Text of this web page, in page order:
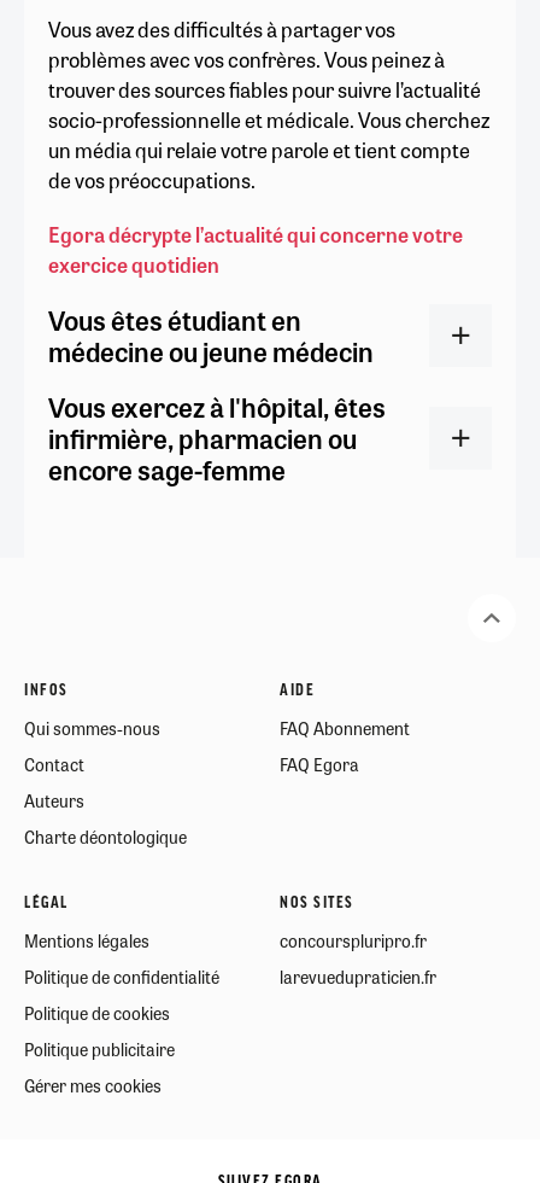
Vous avez des difficultés à partager vos
problèmes avec vos confrères. Vous peinez à
trouver des sources fiables pour suivre l’actualité
socio-professionnelle et médicale. Vous cherchez
un média qui relaie votre parole et tient compte
de vos préoccupations.
Egora décrypte l’actualité qui concerne votre
exercice quotidien
Vous êtes étudiant en
médecine ou jeune médecin
Vous exercez à l'hôpital, êtes
infirmière, pharmacien ou
encore sage-femme
INFOS
Qui sommes-nous
Contact
Auteurs
Charte déontologique
AIDE
FAQ Abonnement
FAQ Egora
LÉGAL
Mentions légales
Politique de confidentialité
Politique de cookies
Politique publicitaire
Gérer mes cookies
NOS SITES
concourspluripro.fr
larevuedupraticien.fr